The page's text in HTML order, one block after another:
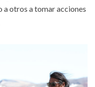
otros a tomar acciones